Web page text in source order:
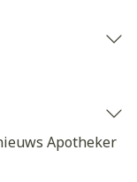
Apotheker